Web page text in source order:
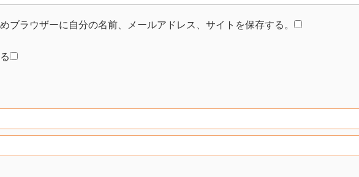
ブラウザーに自分の名前、メールアドレス、サイトを保存する。